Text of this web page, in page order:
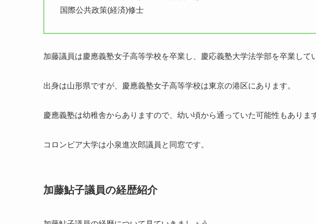
国際公共政策(経済)修士
加藤議員は慶應義塾女子高等学校を卒業し、慶応義塾大学法学部を卒業して
出身は山形県ですが、慶應義塾女子高等学校は東京の港区にあります。
慶應義塾は幼稚舎からありますので、幼い頃から通っていた可能性もありま
コロンビア大学は小泉進次郎議員と同窓です。
加藤鮎子議員の経歴紹介